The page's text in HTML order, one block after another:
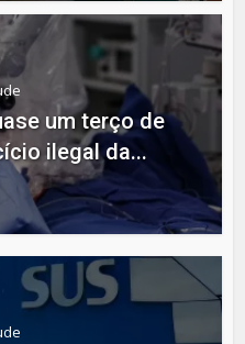
um terço de
ilegal da...